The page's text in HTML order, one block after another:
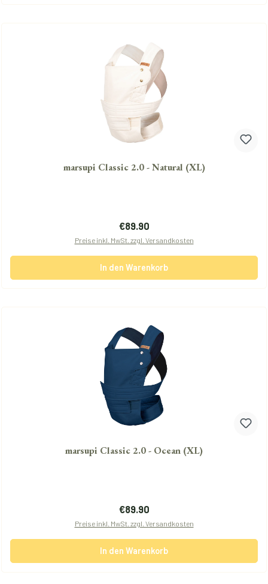
marsupi Classic 2.0 - Natural (XL)
Regulärer Preis:
€89.90
Preise inkl. MwSt. zzgl. Versandkosten
In den Warenkorb
marsupi Classic 2.0 - Ocean (XL)
Regulärer Preis:
€89.90
Preise inkl. MwSt. zzgl. Versandkosten
In den Warenkorb